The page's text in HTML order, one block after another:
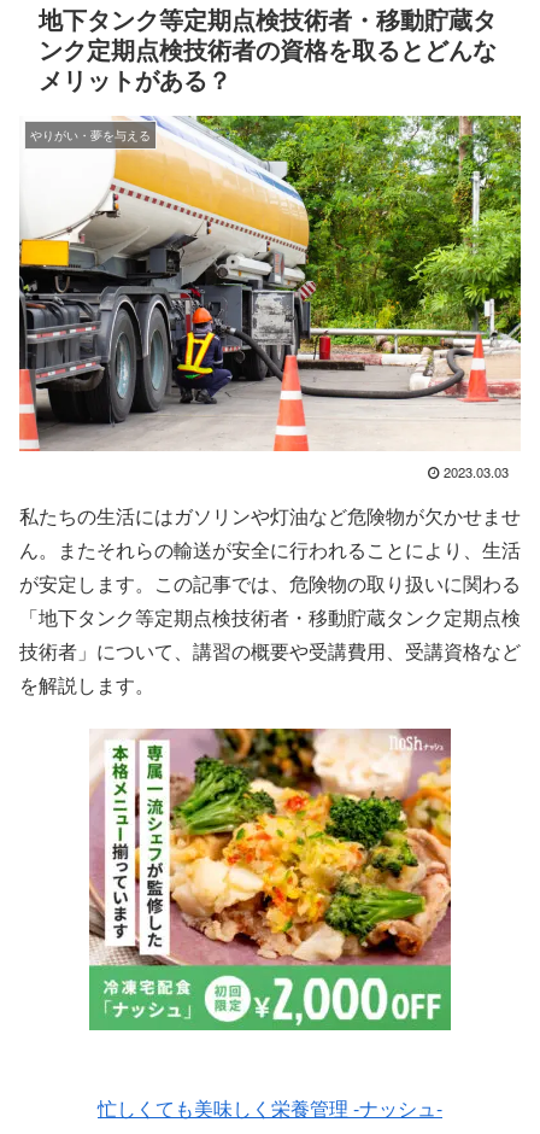
地下タンク等定期点検技術者・移動貯蔵タ
ンク定期点検技術者の資格を取るとどんな
メリットがある？
やりがい・夢を与える
2023.03.03
私たちの生活にはガソリンや灯油など危険物が欠かせませ
ん。またそれらの輸送が安全に行われることにより、生活
が安定します。この記事では、危険物の取り扱いに関わる
「地下タンク等定期点検技術者・移動貯蔵タンク定期点検
技術者」について、講習の概要や受講費用、受講資格など
を解説します。
忙しくても美味しく栄養管理 -ナッシュ-